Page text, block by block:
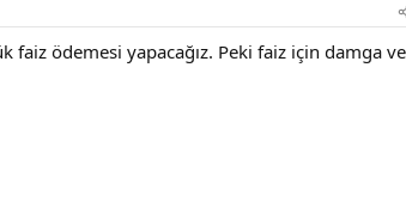
faiz ödemesi yapacağız. Peki faiz için damga